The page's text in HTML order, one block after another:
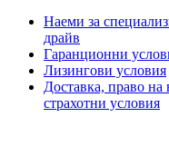
Наеми за
драйв
Гаранционни
Лизингови условия
Доставка, право на
страхотни условия